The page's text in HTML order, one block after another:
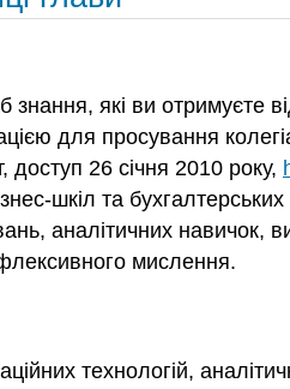
які ви отримуєте
для просування
доступ 26 січня 2010 року,
шкіл та
аналітичних навичок,
мислення.
технологій,